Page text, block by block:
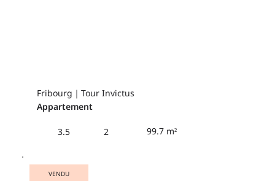
Fribourg｜Tour Invictus
Appartement
3.5 2 99.7 m²
VENDU